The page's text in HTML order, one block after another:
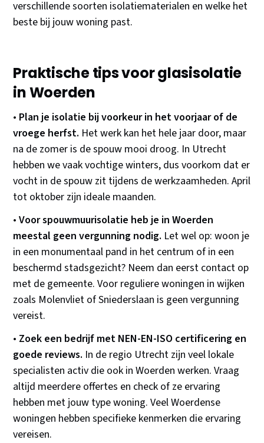
verschillende soorten isolatiematerialen en welke het
beste bij jouw woning past.
Praktische tips voor glasisolatie
in Woerden
• Plan je isolatie bij voorkeur in het voorjaar of de
vroege herfst. Het werk kan het hele jaar door, maar
na de zomer is de spouw mooi droog. In Utrecht
hebben we vaak vochtige winters, dus voorkom dat er
vocht in de spouw zit tijdens de werkzaamheden. April
tot oktober zijn ideale maanden.
•Voor spouwmuurisolatie heb je in Woerden
meestal geen vergunning nodig. Let wel op: woon je
in een monumentaal pand in het centrum of in een
beschermd stadsgezicht? Neem dan eerst contact op
met de gemeente. Voor reguliere woningen in wijken
zoals Molenvliet of Sniederslaan is geen vergunning
vereist.
• Zoek een bedrijf met NEN-EN-ISO certificering en
goede reviews. In de regio Utrecht zijn veel lokale
specialisten activ die ook in Woerden werken. Vraag
altijd meerdere offertes en check of ze ervaring
hebben met jouw type woning. Veel Woerdense
woningen hebben specifieke kenmerken die ervaring
vereisen.